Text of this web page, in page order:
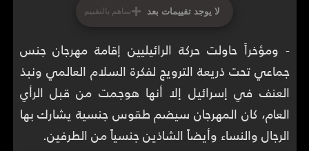
لا يوجد تقييمات بعد +ساهم بالتقييم
- ومؤخراً حاولت حركة الرائيليين إقامة مهرجان جنس
جماعي تحت ذريعة الترويج لفكرة السلام العالمي ونبذ
العنف في إسرائيل إلا أنها هوجمت من قبل الرأي
العام، كان المهرجان سيضم طقوس جنسية يشارك بها
الرجال والنساء وأيضاً الشاذين جنسياً من الطرفين.